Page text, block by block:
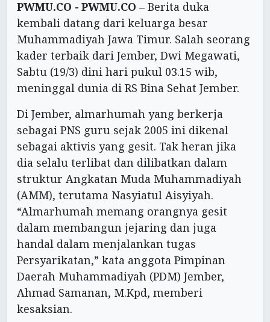
PWMU.CO - PWMU.CO – Berita duka
kembali datang dari keluarga besar
Muhammadiyah Jawa Timur. Salah seorang
kader terbaik dari Jember, Dwi Megawati,
Sabtu (19/3) dini hari pukul 03.15 wib,
meninggal dunia di RS Bina Sehat Jember.
Di Jember, almarhumah yang berkerja
sebagai PNS guru sejak 2005 ini dikenal
sebagai aktivis yang gesit. Tak heran jika
dia selalu terlibat dan dilibatkan dalam
struktur Angkatan Muda Muhammadiyah
(AMM), terutama Nasyiatul Aisyiyah.
“Almarhumah memang orangnya gesit
dalam membangun jejaring dan juga
handal dalam menjalankan tugas
Persyarikatan,” kata anggota Pimpinan
Daerah Muhammadiyah (PDM) Jember,
Ahmad Samanan, M.Kpd, memberi
kesaksian.